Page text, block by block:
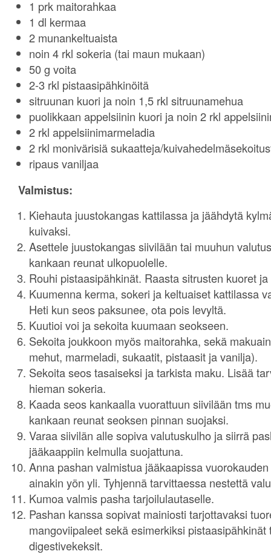
1 prk maitorahkaa
1 dl kermaa
2 munankeltuaista
noin 4 rkl sokeria (tai maun mukaan)
50 g voita
2-3 rkl pistaasipähkinöitä
sitruunan kuori ja noin 1,5 rkl sitruunamehua
puolikkaan appelsiinin kuori ja noin 2 rkl
2 rkl appelsiinimarmeladia
2 rkl monivärisiä sukaatteja/
ripaus vaniljaa
Valmistus:
Kiehauta juustokangas kattilassa ja jäähdytä
kuivaksi.
Asettele juustokangas siivilään tai muuhun
kankaan reunat ulkopuolelle.
Rouhi pistaasipähkinät. Raasta sitrusten kuoret
Kuumenna kerma, sokeri ja keltuaiset kattilassa
Heti kun seos paksunee, ota pois levyltä.
Kuutioi voi ja sekoita kuumaan seokseen.
Sekoita joukkoon myös maitorahka, sekä
mehut, marmeladi, sukaatit, pistaasit ja vanilja).
Sekoita seos tasaiseksi ja tarkista maku. Lisää
hieman sokeria.
Kaada seos kankaalla vuorattuun siivilään tms
kankaan reunat seoksen pinnan suojaksi.
Varaa siivilän alle sopiva valutuskulho ja siirrä
jääkaappiin kelmulla suojattuna.
Anna pashan valmistua jääkaapissa
ainakin yön yli. Tyhjennä tarvittaessa nestettä
Kumoa valmis pasha tarjoilulautaselle.
Pashan kanssa sopivat mainiosti tarjottavaksi
mangoviipaleet sekä esimerkiksi pistaasipähkinät
digestivekeksit.